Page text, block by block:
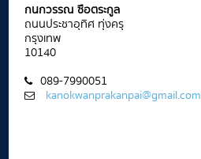
กนกวรรณ ซือตระกูล
ถนนประชาอุทิศ ทุ่งครุ
กรุงเทพ
10140
089-7990051
kanokwanprakanpai@gmail.com